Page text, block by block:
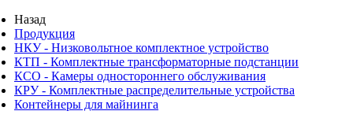
Назад
Продукция
НКУ - Низковольтное комплектное устройство
КТП - Комплектные трансформаторные подстанции
КСО - Камеры одностороннего обслуживания
КРУ - Комплектные распределительные устройства
Контейнеры для майнинга